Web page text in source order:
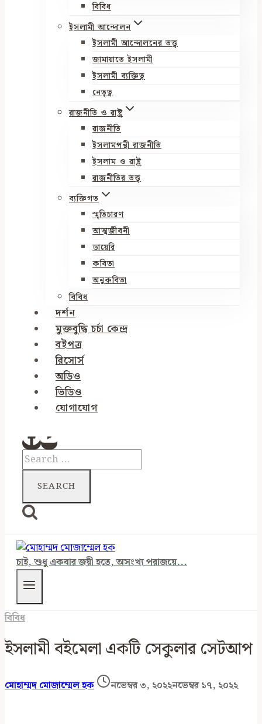
বিবিধ
ইসলামী আন্দোলন
ইসলামী আন্দোলনের তত্ত্ব
জামায়াতে ইসলামী
ইসলামী ব্যক্তিত্ব
নেতৃত্ব
রাজনীতি ও রাষ্ট্র
রাজনীতি
ইসলামপন্থী রাজনীতি
ইসলাম ও রাষ্ট্র
রাজনীতির তত্ত্ব
ব্যক্তিগত
স্মৃতিচারণ
আত্মজীবনী
ডায়েরি
কবিতা
অনুকবিতা
বিবিধ
দর্শন
মুক্তবুদ্ধি চর্চা কেন্দ্র
বইপত্র
রিসোর্স
অডিও
ভিডিও
যোগাযোগ
Search
for:
চাই, শুধু একবার জয়ী হতে, অসংখ্য পরাজয়ে...
বিবিধ
ইসলামী বইমেলা একটি সেকুলার সেটআপ
মোহাম্মদ মোজাম্মেল হক নভেম্বর ৩, ২০২২নভেম্বর ১৭, ২০২২